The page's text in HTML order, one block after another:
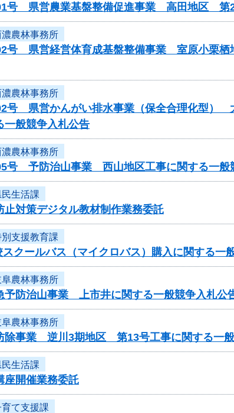
号 県営農業基盤整備促進事業 高田地区 第
濃農林事務所
号 県営経営体育成基盤整備事業 室原小栗
濃農林事務所
号 県営かんがい排水事業（保全合理化型）
一般競争入札公告
濃農林事務所
号 予防治山事業 西山地区工事に関する一般
民生活課
止対策デジタル教材制作業務委託
別支援教育課
クールバス（マイクロバス）購入に関する一
阜農林事務所
予防治山事業 上市井に関する一般競争入札公
阜農林事務所
除事業 逆川3期地区 第13号工事に関する一
民生活課
座開催業務委託
育て支援課